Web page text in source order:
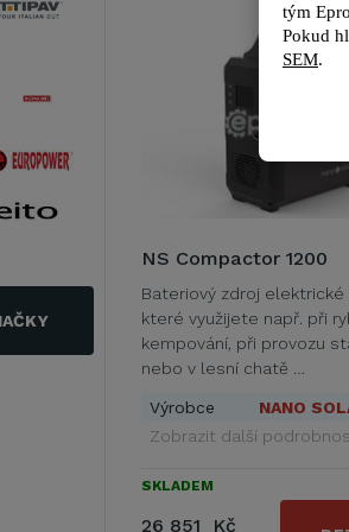
NS Compactor 1200
Bateriový zdroj elektrické
které využijete např. při
kempování, při provozu
nebo v lesní chatě …
Výrobce
NANO
Zobrazit další
SKLADEM
26 851 Kč
tým
Pokud
SEM.